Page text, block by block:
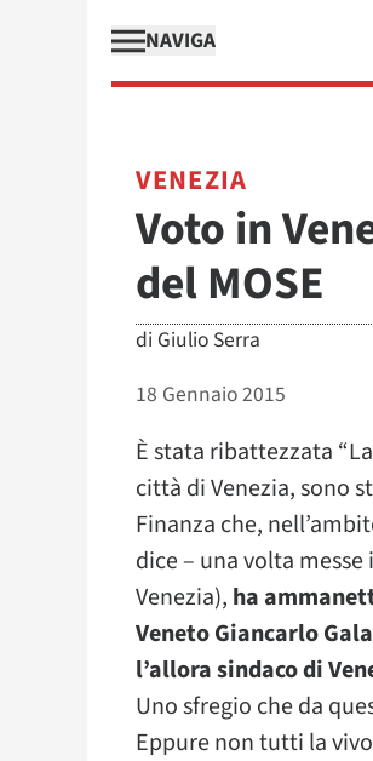
NAVIGA
VENEZIA
Voto in
del MOSE
di Giulio Serra
18 Gennaio 2015
È stata ribattezzata
città di Venezia, sono
Finanza che,
dice – una volta
Venezia), ha
Veneto Giancarlo
l’allora sindaco di
Uno sfregio che da
Eppure non tutti la